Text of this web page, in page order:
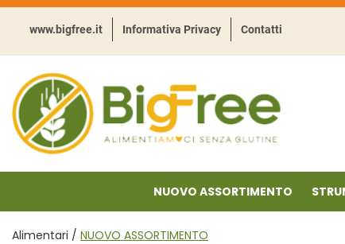
Passa
principale
www.bigfree.it Informativa Privacy Contatti
BigFree
-
Punto
celiachia
NUOVO ASSORTIMENTO
Alimentari / NUOVO ASSORTIMENTO